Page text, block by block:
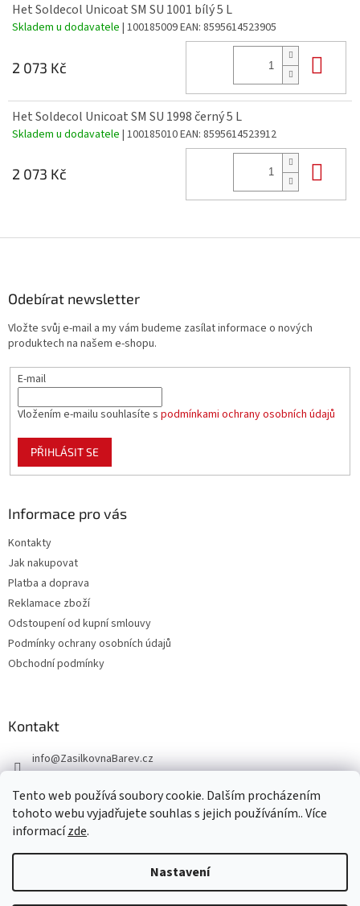
Tento web používá soubory cookie. Dalším procházením
tohoto webu vyjadřujete souhlas s jejich používáním.. Více
informacízde.
Nastavení
Het Soldecol Unicoat SM SU 1001 bílý 5 L
Skladem u dodavatele | 100185009EAN: 8595614523905
2 073 Kč
Het Soldecol Unicoat SM SU 1998 černý 5 L
Skladem u dodavatele | 100185010EAN: 8595614523912
2 073 Kč
Odebírat newsletter
Vložte svůj e-mail a my vám budeme zasílat informace o nových
produktech na našem e-shopu.
E-mail
Vložením e-mailu souhlasíte s podmínkami ochrany osobních údajů
PŘIHLÁSIT SE
Informace pro vás
Kontakty
Jak nakupovat
Platba a doprava
Reklamace zboží
Odstoupení od kupní smlouvy
Podmínky ochrany osobních údajů
Obchodní podmínky
Kontakt
info@ZasilkovnaBarev.cz
Vytvořil Shoptet